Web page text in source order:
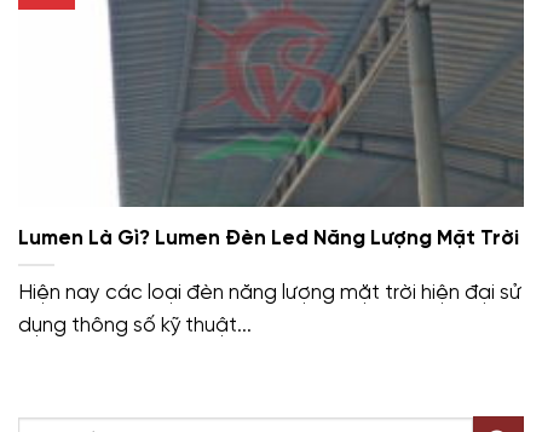
Lumen Là Gì? Lumen Đèn Led Năng Lượng Mặt Trời
Hiện nay các loại đèn năng lượng mặt trời hiện đại sử
dụng thông số kỹ thuật...